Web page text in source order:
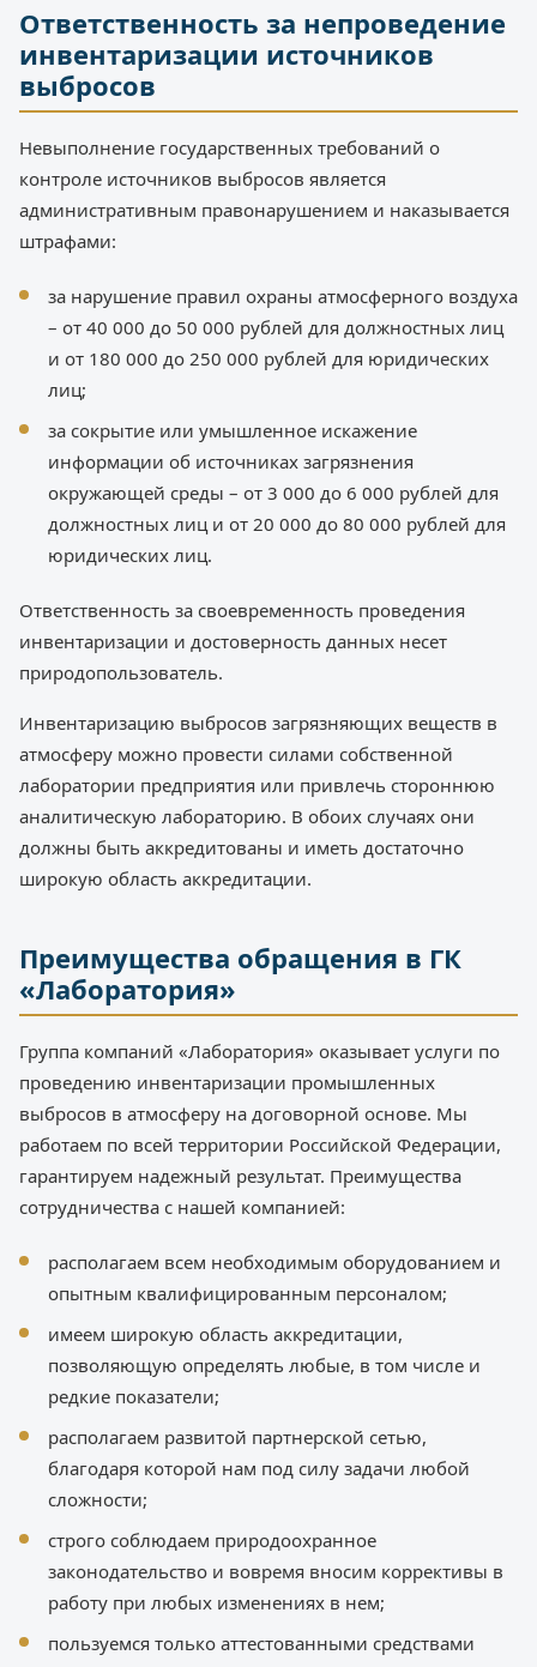
Ответственность за непроведение
инвентаризации источников
выбросов
Невыполнение государственных требований о
контроле источников выбросов является
административным правонарушением и наказывается
штрафами:
за нарушение правил охраны атмосферного воздуха
– от 40 000 до 50 000 рублей для должностных лиц
и от 180 000 до 250 000 рублей для юридических
лиц;
за сокрытие или умышленное искажение
информации об источниках загрязнения
окружающей среды – от 3 000 до 6 000 рублей для
должностных лиц и от 20 000 до 80 000 рублей для
юридических лиц.
Ответственность за своевременность проведения
инвентаризации и достоверность данных несет
природопользователь.
Инвентаризацию выбросов загрязняющих веществ в
атмосферу можно провести силами собственной
лаборатории предприятия или привлечь стороннюю
аналитическую лабораторию. В обоих случаях они
должны быть аккредитованы и иметь достаточно
широкую область аккредитации.
Преимущества обращения в ГК
«Лаборатория»
Группа компаний «Лаборатория» оказывает услуги по
проведению инвентаризации промышленных
выбросов в атмосферу на договорной основе. Мы
работаем по всей территории Российской Федерации,
гарантируем надежный результат. Преимущества
сотрудничества с нашей компанией:
располагаем всем необходимым оборудованием и
опытным квалифицированным персоналом;
имеем широкую область аккредитации,
позволяющую определять любые, в том числе и
редкие показатели;
располагаем развитой партнерской сетью,
благодаря которой нам под силу задачи любой
сложности;
строго соблюдаем природоохранное
законодательство и вовремя вносим коррективы в
работу при любых изменениях в нем;
пользуемся только аттестованными средствами